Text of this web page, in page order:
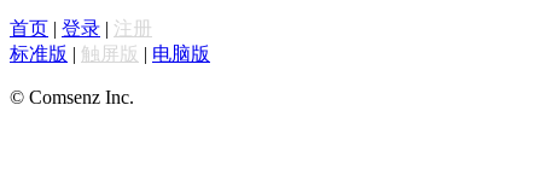
首页 | 登录 | 注册
标准版 | 触屏版 | 电脑版
© Comsenz Inc.